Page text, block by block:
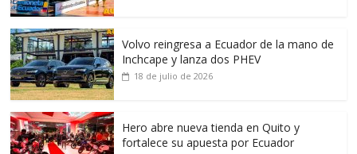
Volvo reingresa a Ecuador de la mano de
Inchcape y lanza dos PHEV
18 de julio de 2026
Hero abre nueva tienda en Quito y
fortalece su apuesta por Ecuador